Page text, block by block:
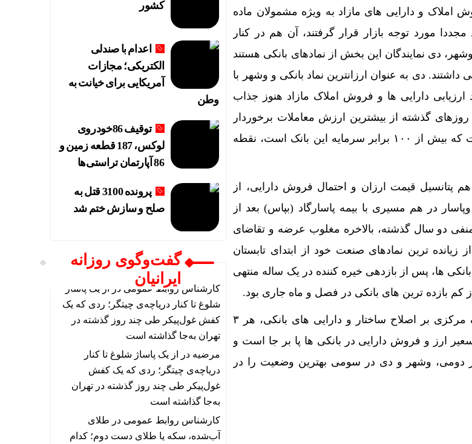
املاک و دارایی های مازاد به ویژه مشمولان ماده
مجددا مورد توجه بازار قرار گرفتند، آن هم در کنار
دی نمایندگان این بخش از نمادهای بانکی هستند
دی به عنوان ارزانترین نماد بانکی و وشهر با
دارایی ها و فروش املاک مازاد هنوز جذاب
روزهای گذشته از بیشترین ارزش معاملات برخوردار
بودند. اما بانک سرمایه با زیان انباشته ۴۶ همت که بیش از ۱۰۰ برابر سرمایه این بانک است، نقطه
پتانسیل قیمت ارزان و احتمال فروش دارایی، از
در هم مسیری با بیمه پاسارگاد (بپاس) بعد از
دو سال گذشته، بالاخره مغلوب عرضه و تقاضای
زیانده ترین نمادهای صنعت خود از ابتدای تابستان
ها، پس از بازدهی خیره کننده در یک ساله منتهی
کم بازده ترین های بانکی در فصل و ماه جاری بود.
با انتظارات تورمی در سال آینده و اجبار بانک مرکزی بر اصلاح ساختار و دارایی های بانکی، هر ۳
ارز و فروش دارایی در بانکی ها پا بر جا است و
دومی، وشهر و دی در سومی بهترین وضعیت را در
کشور
اعدام با صندلی
الکتریکی؛ مجازات
آمریکایی برای خیانت به
وطن
توقیف 86خودروی
لوکس، 187 قطعه زمین و
86 آپارتمان تراستی‌ها
پرونده 3100 قتل به
صلح و سازش ختم شد
گفت‌وگوی روزانه
ایرانیان
کارشناس روابط عمومی در از یک پاساژ
شلوغ تا کنار دریاچه‌ی چیتگر؛ ردی که یک
کفش غول‌پیکر طی چند روز گذشته در
تهران به‌جا گذاشته است
مرضیه در
از یک پاساژ شلوغ تا کنار
دریاچه‌ی چیتگر؛ ردی که یک کفش
غول‌پیکر طی چند روز گذشته در تهران
به‌جا گذاشته است
کارشناس روابط عمومی در طلای
آب‌شده، سکه یا طلای دست دوم؛ کدام